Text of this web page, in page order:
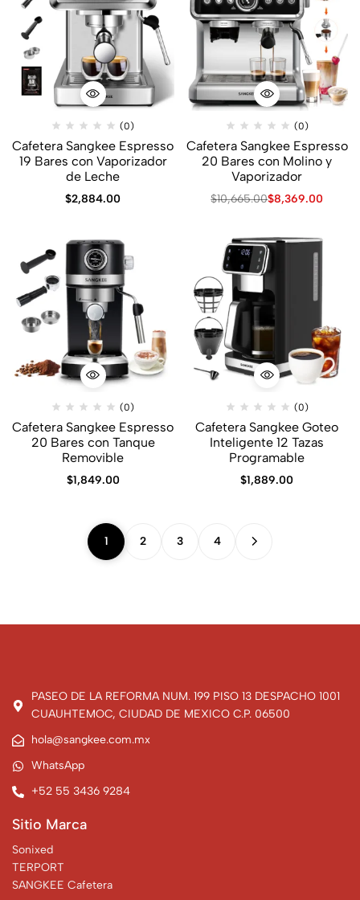
(0)
Cafetera Sangkee Espresso
19 Bares con Vaporizador
de Leche
$2,884.00
(0)
Cafetera Sangkee Espresso
20 Bares con Molino y
Vaporizador
$10,665.00$8,369.00
(0)
Cafetera Sangkee Espresso
20 Bares con Tanque
Removible
$1,849.00
(0)
Cafetera Sangkee Goteo
Inteligente 12 Tazas
Programable
$1,889.00
1 2 3 4
PASEO DE LA REFORMA NUM. 199 PISO 13 DESPACHO 1001
CUAUHTEMOC, CIUDAD DE MEXICO C.P. 06500
hola@sangkee.com.mx
WhatsApp
+52 55 3436 9284
Sitio Marca
Sonixed
TERPORT
SANGKEE Cafetera